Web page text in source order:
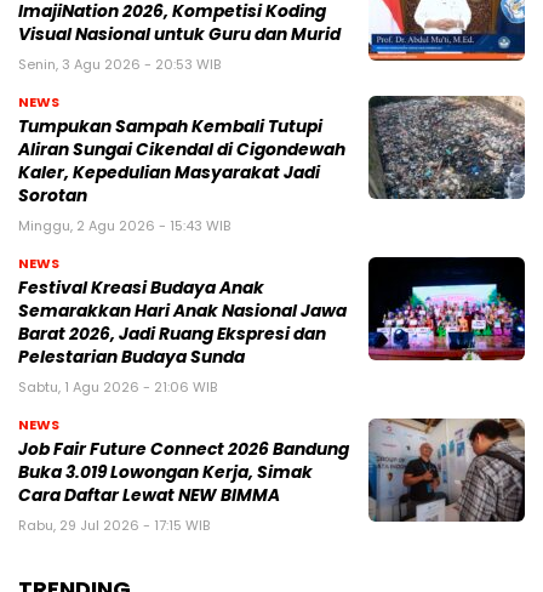
ImajiNation 2026, Kompetisi Koding
Visual Nasional untuk Guru dan Murid
Senin, 3 Agu 2026 - 20:53 WIB
NEWS
Tumpukan Sampah Kembali Tutupi
Aliran Sungai Cikendal di Cigondewah
Kaler, Kepedulian Masyarakat Jadi
Sorotan
Minggu, 2 Agu 2026 - 15:43 WIB
NEWS
Festival Kreasi Budaya Anak
Semarakkan Hari Anak Nasional Jawa
Barat 2026, Jadi Ruang Ekspresi dan
Pelestarian Budaya Sunda
Sabtu, 1 Agu 2026 - 21:06 WIB
NEWS
Job Fair Future Connect 2026 Bandung
Buka 3.019 Lowongan Kerja, Simak
Cara Daftar Lewat NEW BIMMA
Rabu, 29 Jul 2026 - 17:15 WIB